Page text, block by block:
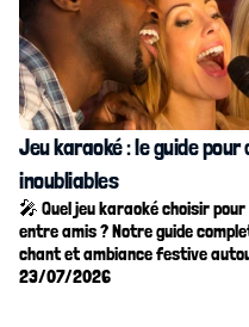
Jeu karaoké : le guide pour
inoubliables
🎤 Quel jeu karaoké choisir
entre amis ? Notre guide
chant et ambiance festive
23/07/2026